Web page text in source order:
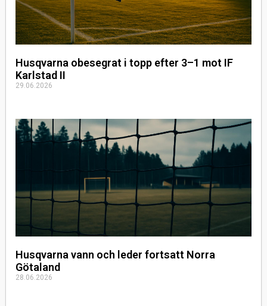
Husqvarna obesegrat i topp efter 3–1 mot IF
Karlstad II
29.06.2026
Husqvarna vann och leder fortsatt Norra
Götaland
28.06.2026